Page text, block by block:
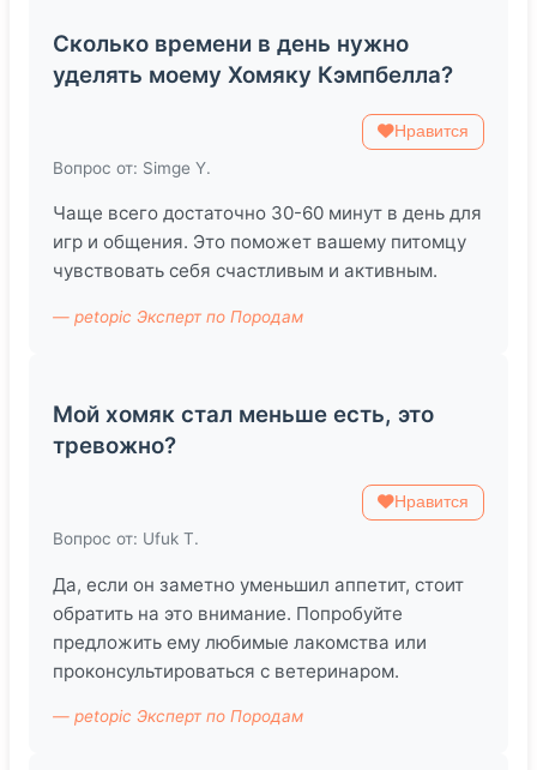
Сколько времени в день нужно
уделять моему Хомяку Кэмпбелла?
Нравится
Вопрос от: Simge Y.
Чаще всего достаточно 30-60 минут в день для
игр и общения. Это поможет вашему питомцу
чувствовать себя счастливым и активным.
— petopic Эксперт по Породам
Мой хомяк стал меньше есть, это
тревожно?
Нравится
Вопрос от: Ufuk T.
Да, если он заметно уменьшил аппетит, стоит
обратить на это внимание. Попробуйте
предложить ему любимые лакомства или
проконсультироваться с ветеринаром.
— petopic Эксперт по Породам